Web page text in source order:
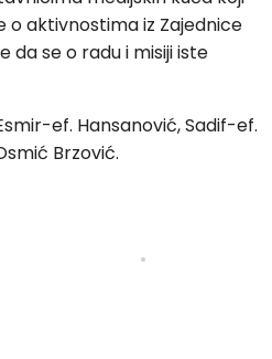
o aktivnostima iz Zajednice
da se o radu i misiji iste
ef. Hansanović, Sadif-ef.
Brzović.